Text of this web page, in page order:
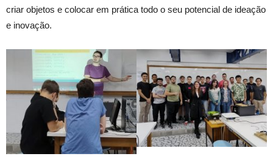
criar objetos e colocar em prática todo o seu potencial de ideação
e inovação.